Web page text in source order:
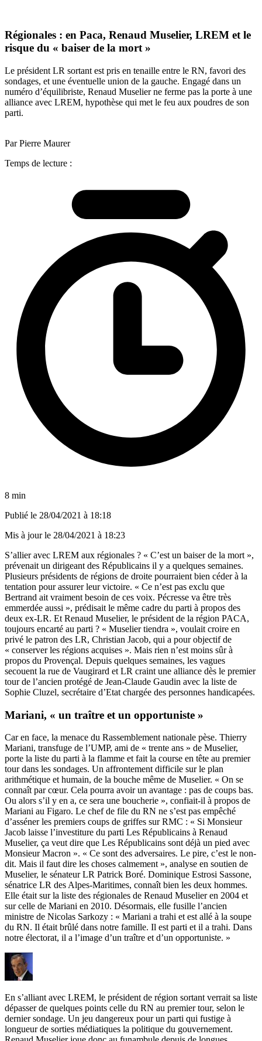
Régionales : en Paca, Renaud Muselier, LREM et le
risque du « baiser de la mort »
Le président LR sortant est pris en tenaille entre le RN, favori des
sondages, et une éventuelle union de la gauche. Engagé dans un
numéro d’équilibriste, Renaud Muselier ne ferme pas la porte à une
alliance avec LREM, hypothèse qui met le feu aux poudres de son
parti.
Par Pierre Maurer
Temps de lecture :
8 min
Publié le 28/04/2021 à 18:18
Mis à jour le 28/04/2021 à 18:23
S’allier avec LREM aux régionales ? « C’est un baiser de la mort »,
prévenait un dirigeant des Républicains il y a quelques semaines.
Plusieurs présidents de régions de droite pourraient bien céder à la
tentation pour assurer leur victoire. « Ce n’est pas exclu que
Bertrand ait vraiment besoin de ces voix. Pécresse va être très
emmerdée aussi », prédisait le même cadre du parti à propos des
deux ex-LR. Et Renaud Muselier, le président de la région PACA,
toujours encarté au parti ? « Muselier tiendra », voulait croire en
privé le patron des LR, Christian Jacob, qui a pour objectif de
« conserver les régions acquises ». Mais rien n’est moins sûr à
propos du Provençal. Depuis quelques semaines, les vagues
secouent la rue de Vaugirard et LR craint une alliance dès le premier
tour de l’ancien protégé de Jean-Claude Gaudin avec la liste de
Sophie Cluzel, secrétaire d’Etat chargée des personnes handicapées.
Mariani, « un traître et un opportuniste »
Car en face, la menace du Rassemblement nationale pèse. Thierry
Mariani, transfuge de l’UMP, ami de « trente ans » de Muselier,
porte la liste du parti à la flamme et fait la course en tête au premier
tour dans les sondages. Un affrontement difficile sur le plan
arithmétique et humain, de la bouche même de Muselier. « On se
connaît par cœur. Cela pourra avoir un avantage : pas de coups bas.
Ou alors s’il y en a, ce sera une boucherie », confiait-il à propos de
Mariani au Figaro. Le chef de file du RN ne s’est pas empêché
d’asséner les premiers coups de griffes sur RMC : « Si Monsieur
Jacob laisse l’investiture du parti Les Républicains à Renaud
Muselier, ça veut dire que Les Républicains sont déjà un pied avec
Monsieur Macron ». « Ce sont des adversaires. Le pire, c’est le non-
dit. Mais il faut dire les choses calmement », analyse en soutien de
Muselier, le sénateur LR Patrick Boré. Dominique Estrosi Sassone,
sénatrice LR des Alpes-Maritimes, connaît bien les deux hommes.
Elle était sur la liste des régionales de Renaud Muselier en 2004 et
sur celle de Mariani en 2010. Désormais, elle fusille l’ancien
ministre de Nicolas Sarkozy : « Mariani a trahi et est allé à la soupe
du RN. Il était brûlé dans notre famille. Il est parti et il a trahi. Dans
notre électorat, il a l’image d’un traître et d’un opportuniste. »
En s’alliant avec LREM, le président de région sortant verrait sa liste
dépasser de quelques points celle du RN au premier tour, selon le
dernier sondage. Un jeu dangereux pour un parti qui fustige à
longueur de sorties médiatiques la politique du gouvernement.